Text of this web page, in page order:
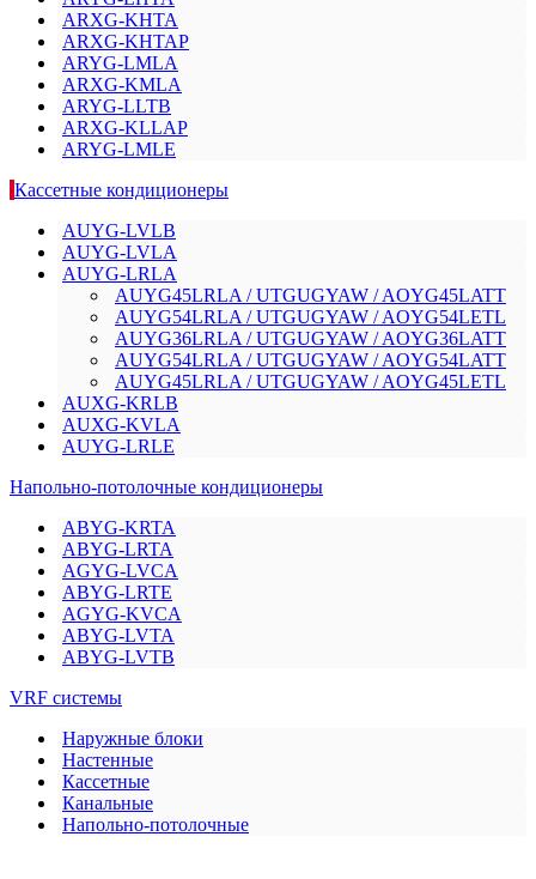
ARXG-KHTA
ARXG-KHTAP
ARYG-LMLA
ARXG-KMLA
ARYG-LLTB
ARXG-KLLAP
ARYG-LMLE
Кассетные кондиционеры
AUYG-LVLB
AUYG-LVLA
AUYG-LRLA
AUYG45LRLA / UTGUGYAW / AOYG45LATT
AUYG54LRLA / UTGUGYAW / AOYG54LETL
AUYG36LRLA / UTGUGYAW / AOYG36LATT
AUYG54LRLA / UTGUGYAW / AOYG54LATT
AUYG45LRLA / UTGUGYAW / AOYG45LETL
AUXG-KRLB
AUXG-KVLA
AUYG-LRLE
Напольно-потолочные кондиционеры
ABYG-KRTA
ABYG-LRTA
AGYG-LVCA
ABYG-LRTE
AGYG-KVCA
ABYG-LVTA
ABYG-LVTB
VRF системы
Наружные блоки
Настенные
Кассетные
Канальные
Напольно-потолочные